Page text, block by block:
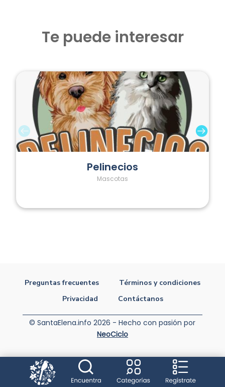
Te puede interesar
Pelinecios
Mascotas
Preguntas frecuentes
Términos y condiciones
Privacidad
Contáctanos
© SantaElena.info 2026 - Hecho con pasión por
NeoCiclo